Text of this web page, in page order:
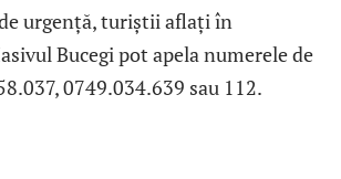
urgență, turiștii aflați în
Bucegi pot apela numerele de
0749.034.639 sau 112.